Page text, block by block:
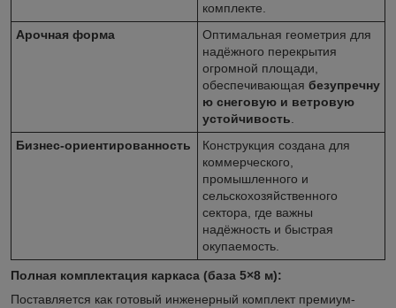
комплекте.
Арочная форма
Оптимальная геометрия для
надёжного перекрытия
огромной площади,
обеспечивающая безупречну
ю снеговую и ветровую
устойчивость.
Бизнес-ориентированность
Конструкция создана для
коммерческого,
промышленного и
сельскохозяйственного
сектора, где важны
надёжность и быстрая
окупаемость.
Полная комплектация каркаса (база 5×8 м):
Поставляется как готовый инженерный комплект премиум-